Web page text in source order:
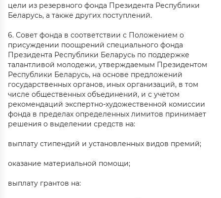
цели из резервного фонда Президента Республики
Беларусь, а также других поступлений.
6. Совет фонда в соответствии с Положением о
присуждении поощрений специального фонда
Президента Республики Беларусь по поддержке
талантливой молодежи, утверждаемым Президентом
Республики Беларусь, на основе предложений
государственных органов, иных организаций, в том
числе общественных объединений, и с учетом
рекомендаций экспертно-художественной комиссии
фонда в пределах определенных лимитов принимает
решения о выделении средств на:
выплату стипендий и установленных видов премий;
оказание материальной помощи;
выплату грантов на: